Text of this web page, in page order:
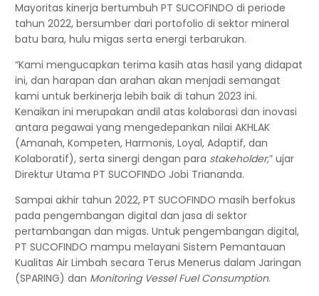
Mayoritas kinerja bertumbuh PT SUCOFINDO di periode
tahun 2022, bersumber dari portofolio di sektor mineral
batu bara, hulu migas serta energi terbarukan.
“Kami mengucapkan terima kasih atas hasil yang didapat
ini, dan harapan dan arahan akan menjadi semangat
kami untuk berkinerja lebih baik di tahun 2023 ini.
Kenaikan ini merupakan andil atas kolaborasi dan inovasi
antara pegawai yang mengedepankan nilai AKHLAK
(Amanah, Kompeten, Harmonis, Loyal, Adaptif, dan
Kolaboratif), serta sinergi dengan para stakeholder,” ujar
Direktur Utama PT SUCOFINDO Jobi Triananda.
Sampai akhir tahun 2022, PT SUCOFINDO masih berfokus
pada pengembangan digital dan jasa di sektor
pertambangan dan migas. Untuk pengembangan digital,
PT SUCOFINDO mampu melayani Sistem Pemantauan
Kualitas Air Limbah secara Terus Menerus dalam Jaringan
(SPARING) dan Monitoring Vessel Fuel Consumption.